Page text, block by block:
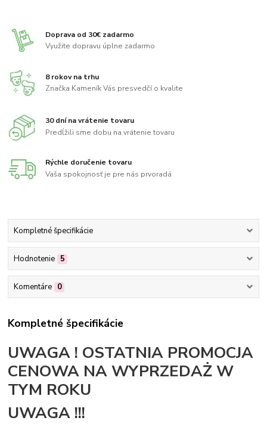
Doprava od 30€ zadarmo
Využite dopravu úplne zadarmo
8 rokov na trhu
Značka Kameník Vás presvedčí o kvalite
30 dní na vrátenie tovaru
Predĺžili sme dobu na vrátenie tovaru
Rýchle doručenie tovaru
Vaša spokojnosť je pre nás prvoradá
Kompletné špecifikácie
Hodnotenie 5
Komentáre 0
Kompletné špecifikácie
UWAGA ! OSTATNIA PROMOCJA
CENOWA NA WYPRZEDAŻ W
TYM ROKU
UWAGA !!!